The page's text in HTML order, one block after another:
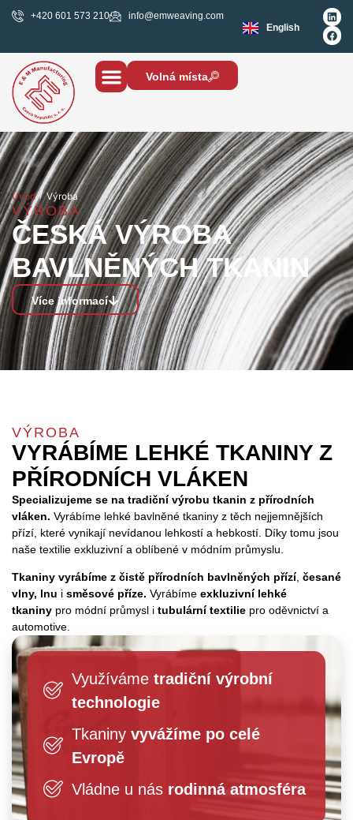
+420 601 573 210
info@emweaving.com
English
Volná místa
Úvod / Výroba
VÝROBA
ČESKÁ VÝROBA
BAVLNĚNÝCH TKANIN
Více informací
Využívámetradiční výrobní
technologie
Tkaninyvyvážíme po celé
Evropě
Vládne u nás rodinná atmosféra
VÝROBA
VYRÁBÍME LEHKÉ TKANINY Z
PŘÍRODNÍCH VLÁKEN
Specializujeme se na tradiční výrobu tkanin z přírodních
vláken. Vyrábíme lehké bavlněné tkaniny z těch nejjemnějších
přízí, které vynikají nevídanou lehkostí a hebkostí. Díky tomu jsou
naše textilie exkluzivní a oblíbené v módním průmyslu.
Tkaniny vyrábíme z čistě přírodních bavlněných přízí, česané
vlny, lnu i směsové příze. Vyrábíme exkluzivní lehké
tkaniny pro módní průmysl i tubulární textilie pro oděvnictví a
automotive.